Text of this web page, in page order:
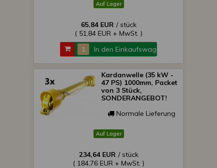
Auf Lager
65,84 EUR / stück
( 51,84 EUR + MwSt. )
In den Einkaufswagen
Kardanwelle (35 kW -
47 PS) 1000mm, Packet
von 3 Stück,
SONDERANGEBOT!
Normale Lieferung
Auf Lager
234,64 EUR / stück
( 184,76 EUR + MwSt. )